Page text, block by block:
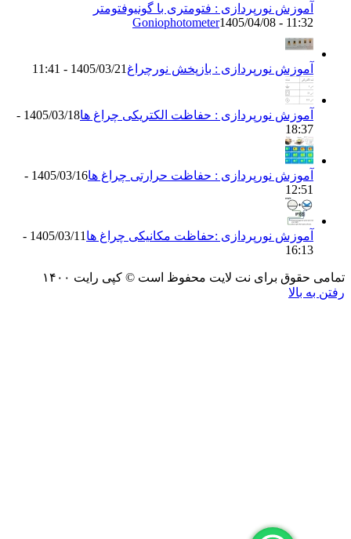
نورپردازی : فتومتری با گونیوفتومتر
Goniophotometer1405/04/08 -
نورپردازی : بازپخش نورچراغ1405/03/21 - 11:41
نورپردازی : حفاظت الکتریکی چراغ ها
1405/03/18 -
نورپردازی : حفاظت حرارتی چراغ ها
1405/03/16 -
نورپردازی :حفاظت مکانیکی چراغ ها
1405/03/11 -
برای نت لایت محفوظ است © کپی رایت ۱۴۰۰
بالا